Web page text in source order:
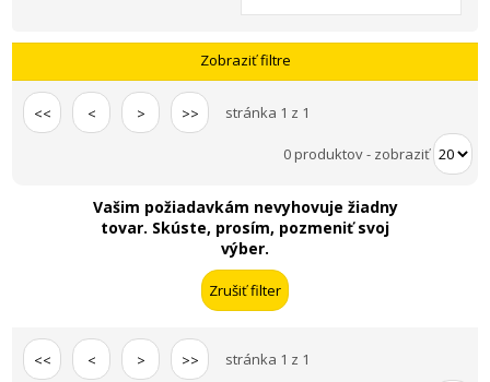
Zobraziť filtre
<< < > >> stránka 1 z 1
0 produktov- zobraziť
Vašim požiadavkám nevyhovuje žiadny
tovar. Skúste, prosím, pozmeniť svoj
výber.
<< < > >> stránka 1 z 1